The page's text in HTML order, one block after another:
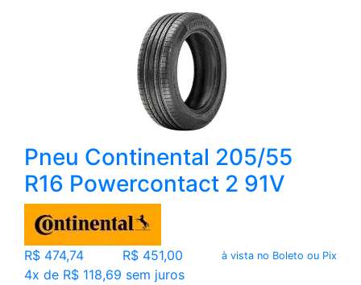
Pneu Continental 205/55
R16 Powercontact 2 91V
R$ 474,74 R$ 451,00 à vista no Boleto ou Pix
4x de R$ 118,69 sem juros